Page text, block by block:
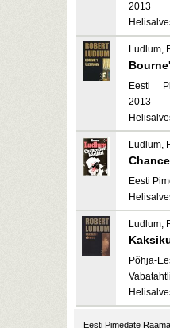
2013
Ludlum,
Eesti
2013
Ludlum,
Eesti
Ludlum,
Põhja-
Eesti Pimedate